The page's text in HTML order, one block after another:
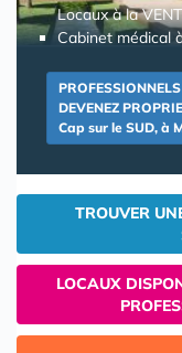
Locaux à la
Cabinet médical
DEVENEZ
Cap sur le SUD, à
TROUVER
LOCAUX